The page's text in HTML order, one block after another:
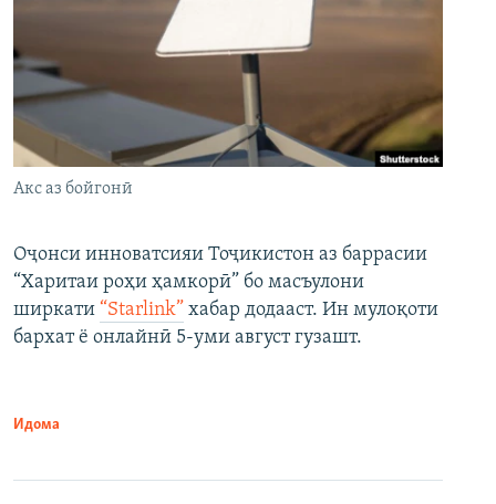
Акс аз бойгонӣ
Оҷонси инноватсияи Тоҷикистон аз баррасии
“Харитаи роҳи ҳамкорӣ” бо масъулони
ширкати “Starlink” хабар додааст. Ин мулоқоти
бархат ё онлайнӣ 5-уми август гузашт.
Идома